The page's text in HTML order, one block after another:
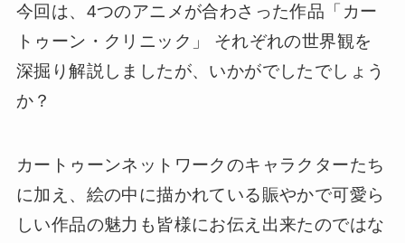
今回は、4つのアニメが合わさった作品「カー
トゥーン・クリニック」 それぞれの世界観を
深掘り解説しましたが、いかがでしたでしょう
か？
カートゥーンネットワークのキャラクターたち
に加え、絵の中に描かれている賑やかで可愛ら
しい作品の魅力も皆様にお伝え出来たのではな